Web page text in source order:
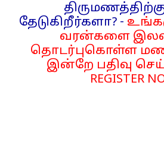
தேடுகிறீர்களா? -
வரன்களை
தொடர்புகொள்ள
இன்றே பதிவு
REGISTER